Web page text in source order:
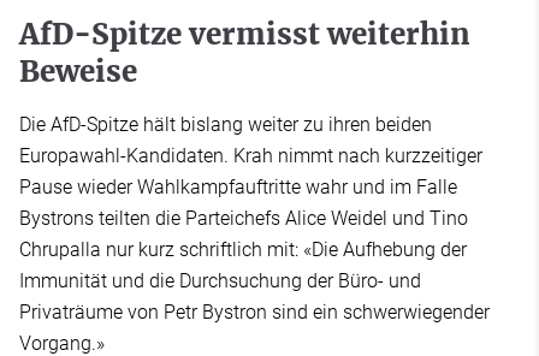
AfD-Spitze vermisst weiterhin
Beweise
Die AfD-Spitze hält bislang weiter zu ihren beiden
Europawahl-Kandidaten. Krah nimmt nach kurzzeitiger
Pause wieder Wahlkampfauftritte wahr und im Falle
Bystrons teilten die Parteichefs Alice Weidel und Tino
Chrupalla nur kurz schriftlich mit: «Die Aufhebung der
Immunität und die Durchsuchung der Büro- und
Privaträume von Petr Bystron sind ein schwerwiegender
Vorgang.»